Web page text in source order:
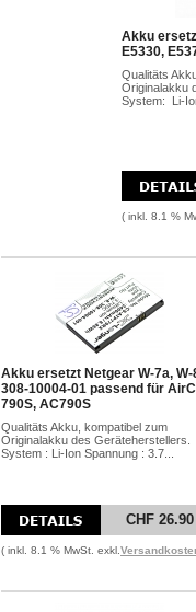
Akku
E5330,
Qualitäts
Originalakku
System: Li-
( inkl. 8.1 %
Akku ersetzt Netgear W-7a, W-
308-10004-01 passend für
790S, AC790S
Qualitäts Akku, kompatibel zum
Originalakku des Geräteherstellers.
System : Li-Ion Spannung : 3.7...
CHF 26.90
( inkl. 8.1 % MwSt. exkl.